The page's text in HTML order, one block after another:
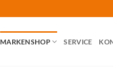
MARKENSHOP SERVICE